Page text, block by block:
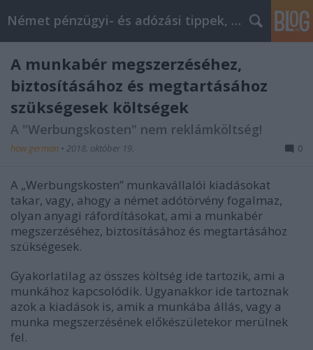
Német pénzügyi- és adózási tippek, hírek
A munkabér megszerzéséhez,
biztosításához és megtartásához
szükségesek költségek
A "Werbungskosten" nem reklámköltség!
how german • 2018. október 19. 0
A „Werbungskosten” munkavállalói kiadásokat
takar, vagy, ahogy a német adótörvény fogalmaz,
olyan anyagi ráfordításokat, ami a munkabér
megszerzéséhez, biztosításához és megtartásához
szükségesek.
Gyakorlatilag az összes költség ide tartozik, ami a
munkához kapcsolódik. Ugyanakkor ide tartoznak
azok a kiadások is, amik a munkába állás, vagy a
munka megszerzésének előkészületekor merülnek
fel.